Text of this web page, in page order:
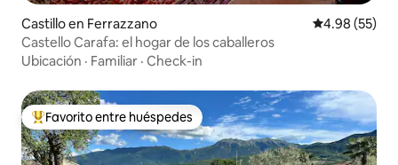
Castillo en Ferrazzano Calificación
4.98 (55)
Castello Carafa: el hogar de los caballeros
Ubicación · Familiar · Check-in
Favorito entre huéspedes preferido
Favorito entre huéspedes